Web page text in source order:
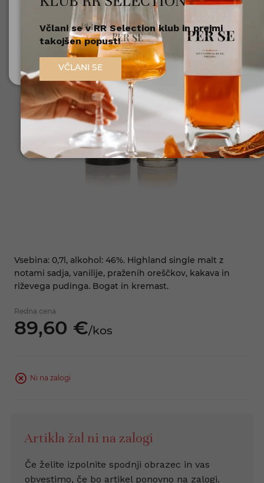
Vsebina: 0,7l, alkohol: 46%. Highland single malt z
notami sadja, vanilije, praženih oreščkov, kakava in
riževega pudinga. Bogat in kremast.
Redna cena
89,60 €/kos
Ni na zalogi
Artikla žal ni na zalogi
Če želite izpolnite spodnji obrazec in vas
obvestimo, če bo artikel ponovno na zalogi.
Nisem polnoleten
Sem polnoleten (18+)
Včlani se v RR Selection klub in prejmi
takojšen popust!
VČLANI SE